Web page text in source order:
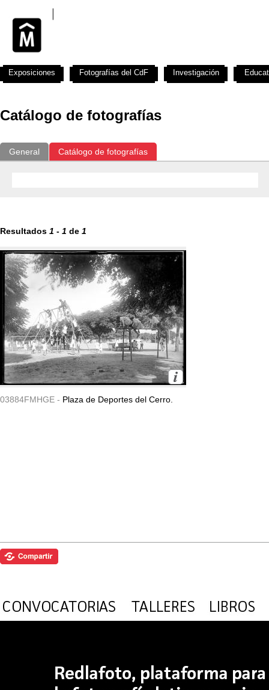
Catálogo de fotografías
General Catálogo de fotografías
Resultados 1 - 1 de 1
03884FMHGE - Plaza de Deportes del Cerro.
Exposiciones Fotografías del CdF Investigación